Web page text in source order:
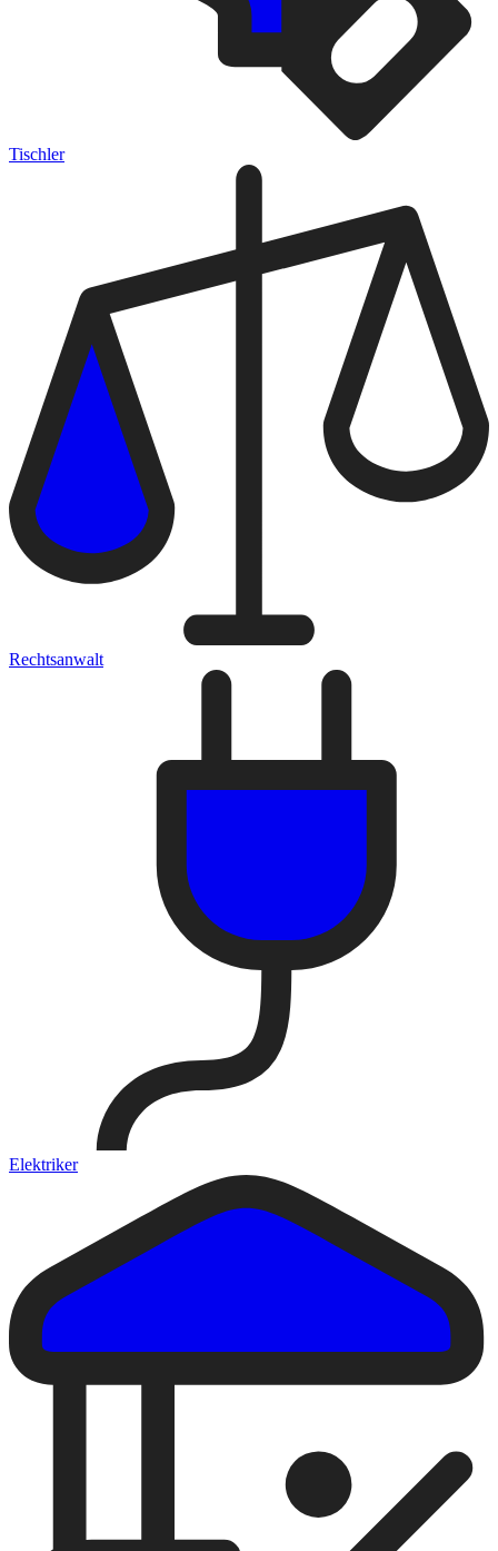
Tischler
Rechtsanwalt
Elektriker